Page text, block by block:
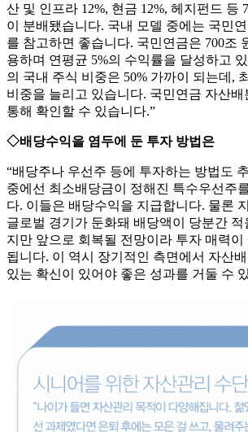
산 및 인프라 12%, 현금 12%, 헤지펀드 등
이 분배됐습니다. 국내 모델 중에는 국민
를 참고하면 좋습니다. 국민연금은 700조
용하며 연평균 5%의 수익률을 달성하고
의 국내 주식 비중은 50% 가까이 되는데,
비중을 늘리고 있습니다. 국민연금 자산
통해 확인할 수 있습니다.”
◇배당수익을 염두에 둔 투자 방법은
“배당주나 우선주 등에 투자하는 방법도
중에선 최소배당금이 정해진 특수우선주
다. 이들은 배당수익을 지급합니다. 물론
글로벌 경기가 둔화돼 배당액이 당분간
지만 앞으로 회복될 전망이라 투자 매력이
됩니다. 이 역시 장기적인 측면에서 자산
있는 확신이 있어야 좋은 성과를 거둘 수